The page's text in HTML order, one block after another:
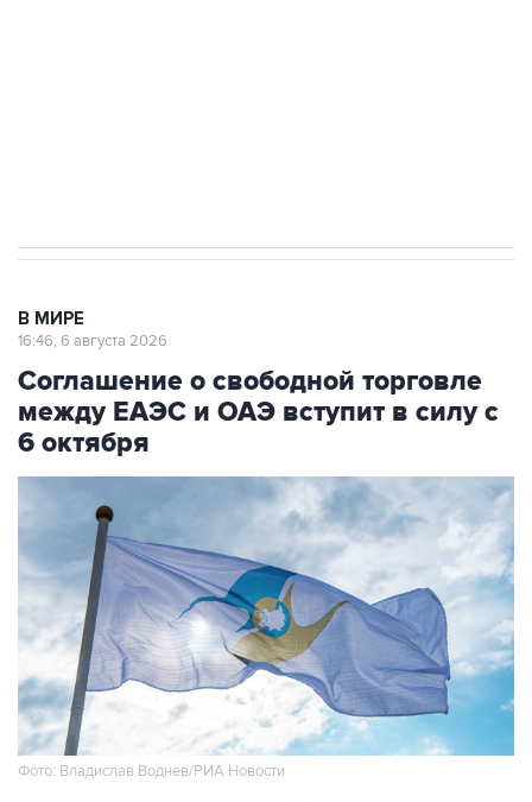
В МИРЕ
16:46, 6 августа 2026
Соглашение о свободной торговле
между ЕАЭС и ОАЭ вступит в силу с
6 октября
Фото: Владислав Воднев/РИА Новости